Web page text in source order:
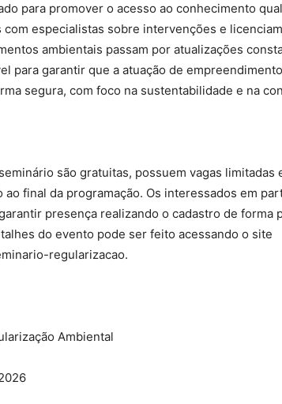
para promover o acesso ao conhecimento
especialistas sobre intervenções e
ambientais passam por atualizações
para garantir que a atuação de
segura, com foco na sustentabilidade e na
são gratuitas, possuem vagas limitadas
final da programação. Os interessados em
presença realizando o cadastro de forma
do evento pode ser feito acessando o site
regularizacao.
Ambiental